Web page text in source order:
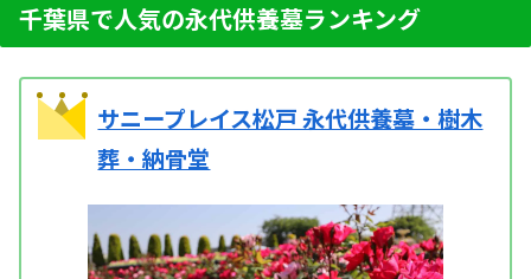
千葉県で人気の永代供養墓ランキング
サニープレイス松戸 永代供養墓・樹木
葬・納骨堂